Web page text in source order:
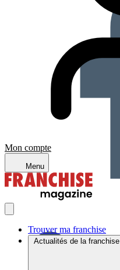
Mon compte
Menu
Trouver ma franchise
Actualités de la franchise